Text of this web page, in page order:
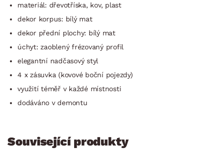
materiál: dřevotříska, kov, plast
dekor korpus: bílý mat
dekor přední plochy: bílý mat
úchyt: zaoblený frézovaný profil
elegantní nadčasový styl
4 x zásuvka (kovové boční pojezdy)
využití téměř v každé místnosti
dodáváno v demontu
Související produkty